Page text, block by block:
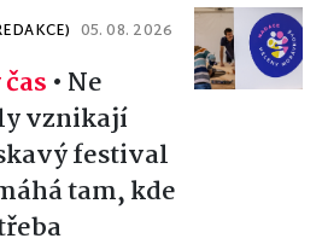
05. 08. 2026
• Ne
vznikají
festival
tam, kde